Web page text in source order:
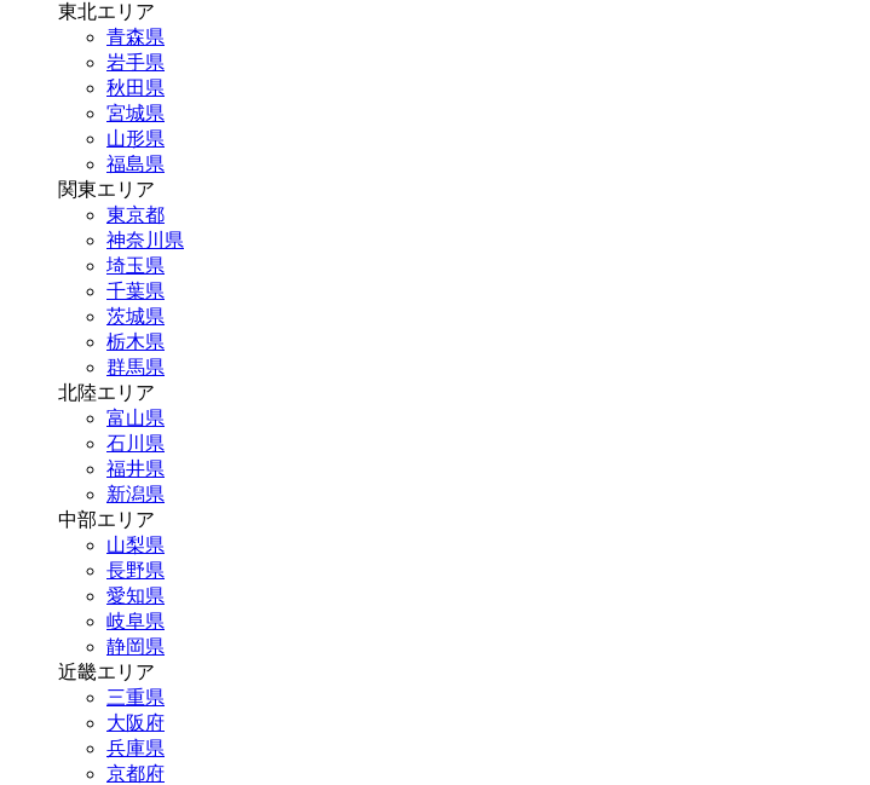
東北エリア
青森県
岩手県
秋田県
宮城県
山形県
福島県
関東エリア
東京都
神奈川県
埼玉県
千葉県
茨城県
栃木県
群馬県
北陸エリア
富山県
石川県
福井県
新潟県
中部エリア
山梨県
長野県
愛知県
岐阜県
静岡県
近畿エリア
三重県
大阪府
兵庫県
京都府